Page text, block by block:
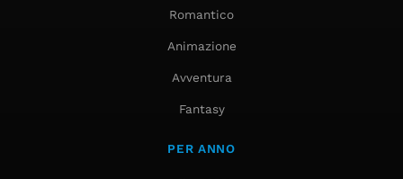
Romantico
Animazione
Avventura
Fantasy
PER ANNO